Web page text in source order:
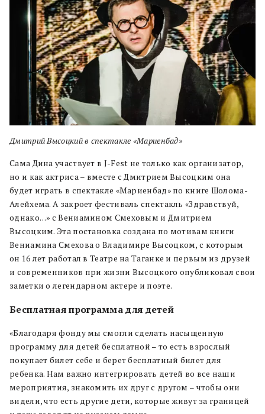
Дмитрий Высоцкий в спектакле «Мариенбад»
Сама Дина участвует в J-Fest не только как организатор,
но и как актриса – вместе с Дмитрием Высоцким она
будет играть в спектакле «Мариенбад» по книге Шолома-
Алейхема. А закроет фестиваль спектакль «Здравствуй,
однако…» с Вениамином Смеховым и Дмитрием
Высоцким. Эта постановка создана по мотивам книги
Вениамина Смехова о Владимире Высоцком, с которым
он 16 лет работал в Театре на Таганке и первым из друзей
и современников при жизни Высоцкого опубликовал свои
заметки о легендарном актере и поэте.
Бесплатная программа для детей
«Благодаря фонду мы смогли сделать насыщенную
программу для детей бесплатной – то есть взрослый
покупает билет себе и берет бесплатный билет для
ребенка. Нам важно интегрировать детей во все наши
мероприятия, знакомить их друг с другом – чтобы они
видели, что есть другие дети, которые живут за границей